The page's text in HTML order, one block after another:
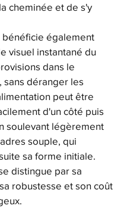
cheminée et de s'y
bénéficie également
visuel instantané du
dans le
sans déranger les
peut être
d'un côté puis
soulevant légèrement
souple, qui
sa forme initiale.
distingue par sa
robustesse et son coût